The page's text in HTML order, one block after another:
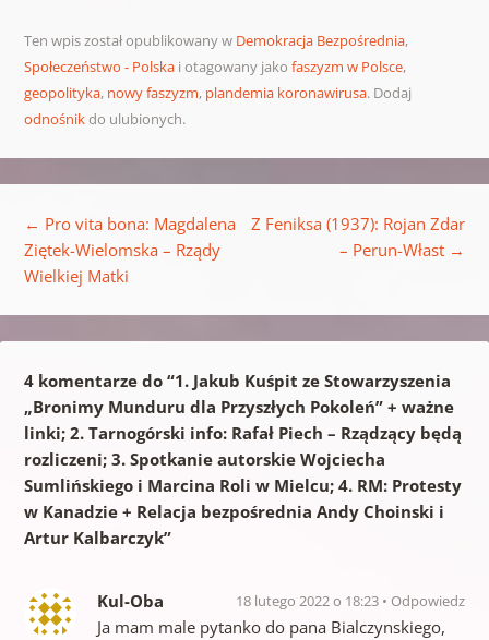
Ten wpis został opublikowany w Demokracja Bezpośrednia,
Społeczeństwo - Polskai otagowany jako faszyzm w Polsce,
geopolityka, nowy faszyzm, plandemia koronawirusa. Dodaj
odnośnikdo ulubionych.
← Pro vita bona: Magdalena
Ziętek-Wielomska – Rządy
Wielkiej Matki
Z Feniksa (1937): Rojan Zdar
– Perun-Włast →
4 komentarze do “1. Jakub Kuśpit ze Stowarzyszenia
„Bronimy Munduru dla Przyszłych Pokoleń” + ważne
linki; 2. Tarnogórski info: Rafał Piech – Rządzący będą
rozliczeni; 3. Spotkanie autorskie Wojciecha
Sumlińskiego i Marcina Roli w Mielcu; 4. RM: Protesty
w Kanadzie + Relacja bezpośrednia Andy Choinski i
Artur Kalbarczyk”
Kul-Oba 18 lutego 2022 o 18:23 Odpowiedz
Ja mam male pytanko do pana Bialczynskiego,